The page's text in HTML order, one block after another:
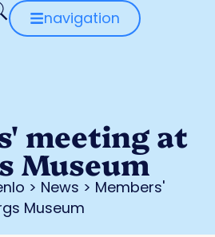
navigation
meeting at
Museum
> News > Members'
Museum